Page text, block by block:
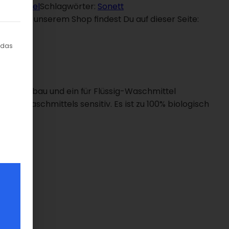
Schlagwörter: Sonett
in unserem Shop findest Du auf dieser Seite:
Anbau und ein für Flüssig-Waschmittel
Waschmittels sensitiv. Es ist zu 100% biologisch
erteilt werden kann. Die erste Service-Gruppe ist